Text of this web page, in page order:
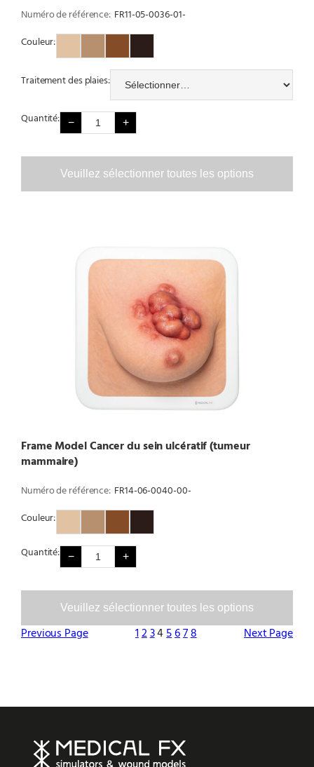
Numéro de référence: FR11-05-0036-01-
Couleur:
Traitement des plaies:
Quantité: − +
Veuillez sélectionner toutes les options
Frame Model Cancer du sein ulcératif (tumeur
mammaire)
Numéro de référence: FR14-06-0040-00-
Couleur:
Quantité: − +
Veuillez sélectionner toutes les options
Previous Page 12345678 Next Page